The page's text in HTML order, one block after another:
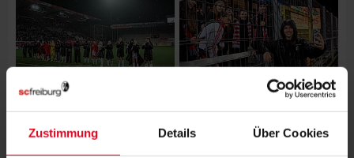
Zustimmung Details Über Cookies